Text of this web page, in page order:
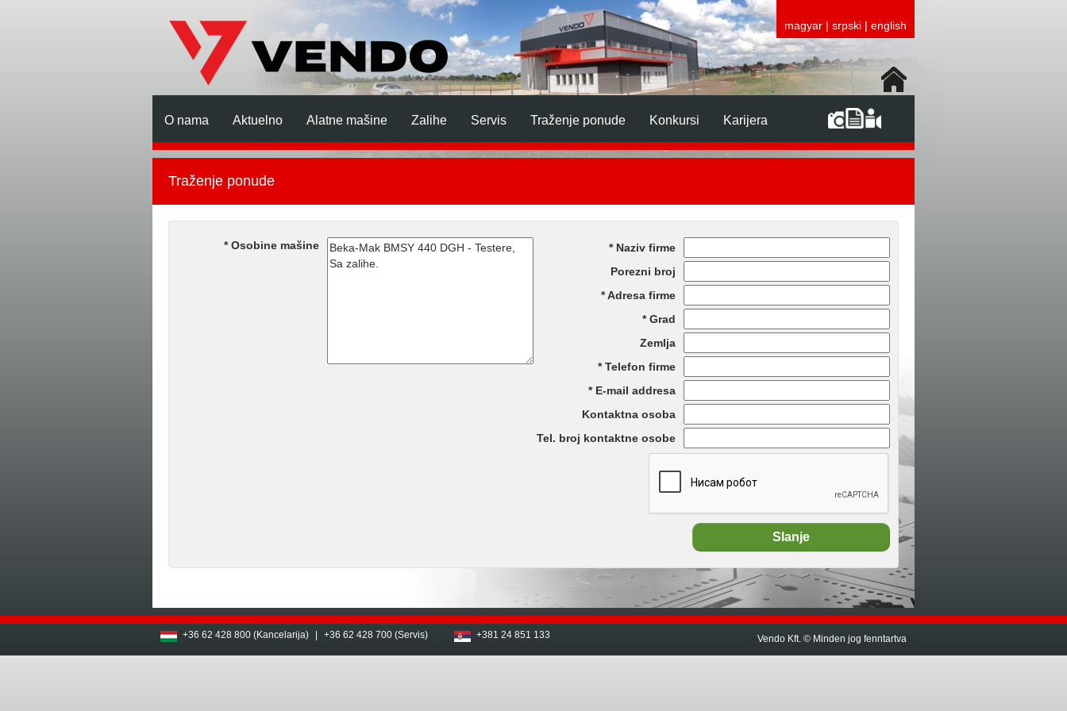
magyar | srpski | english
O nama Aktuelno Alatne mašine Zalihe Servis Traženje ponude Konkursi Karijera
Traženje ponude
Naziv firme
Porezni broj
Adresa firme
Grad
Zemlja
Telefon firme
E-mail addresa
Kontaktna osoba
Tel. broj kontaktne osobe
Osobine mašine
+36 62 428 800 (Kancelarija) +36 62 428 700 (Servis) +381 24 851 133 Vendo Kft. © Minden jog fenntartva